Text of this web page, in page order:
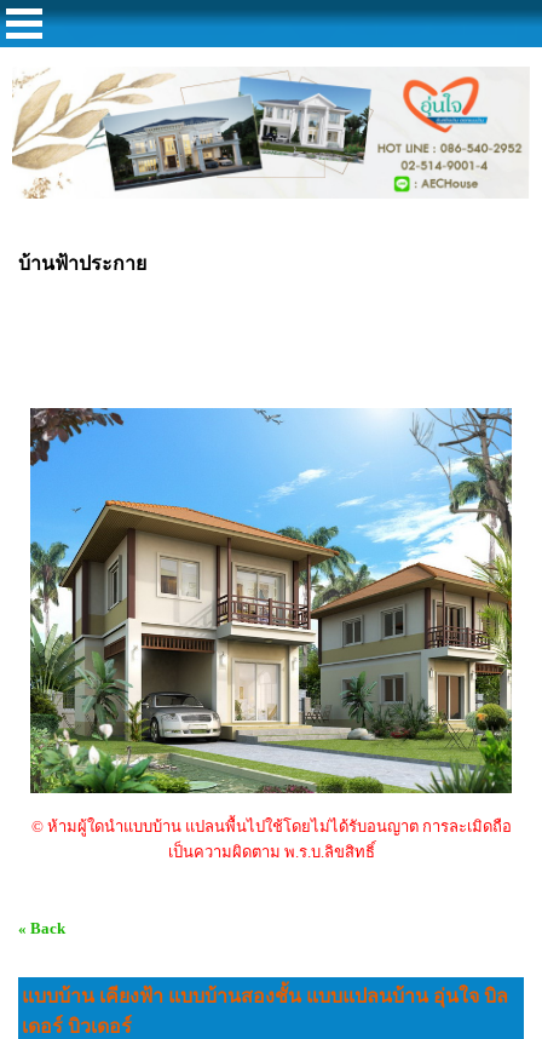
บ้านฟ้าประกาย
© ห้ามผู้ใดนำแบบบ้าน แปลนพื้นไปใช้โดยไม่ได้รับอนญาต การละเมิดถือ
เป็นความผิดตาม พ.ร.บ.ลิขสิทธิ์
« Back
แบบบ้าน เคียงฟ้า แบบบ้านสองชั้น แบบแปลนบ้าน อุ่นใจ บิล
เดอร์ บิวเดอร์